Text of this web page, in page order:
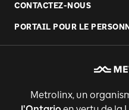
CONTACTEZ-NOUS
PORTAIL POUR LE
Metrolinx, un